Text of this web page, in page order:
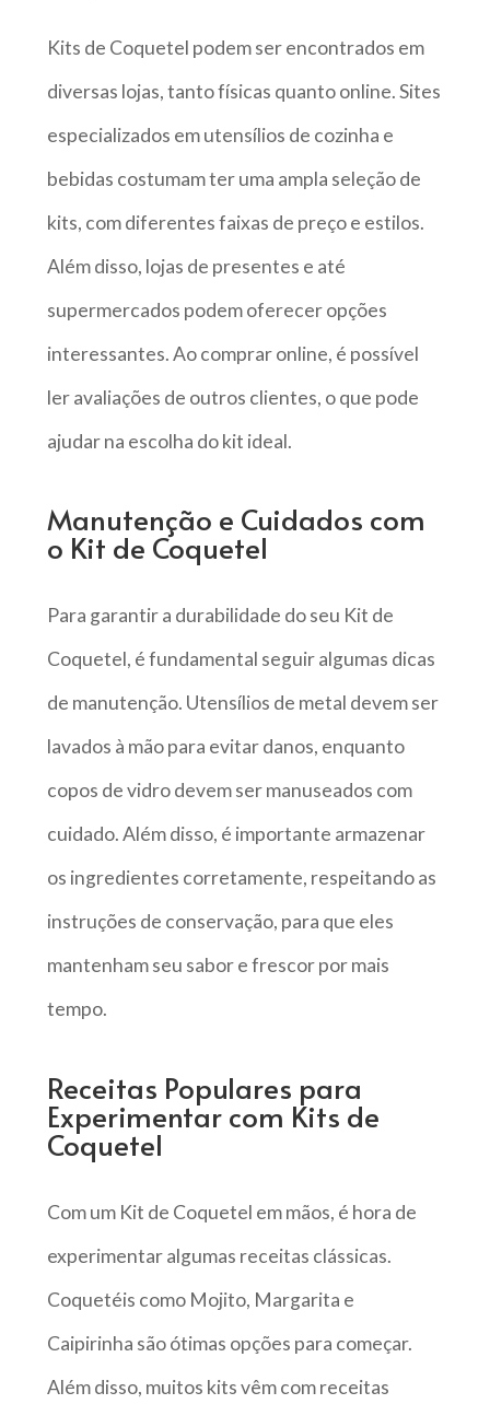
Kits de Coquetel podem ser encontrados em
diversas lojas, tanto físicas quanto online. Sites
especializados em utensílios de cozinha e
bebidas costumam ter uma ampla seleção de
kits, com diferentes faixas de preço e estilos.
Além disso, lojas de presentes e até
supermercados podem oferecer opções
interessantes. Ao comprar online, é possível
ler avaliações de outros clientes, o que pode
ajudar na escolha do kit ideal.
Manutenção e Cuidados com
o Kit de Coquetel
Para garantir a durabilidade do seu Kit de
Coquetel, é fundamental seguir algumas dicas
de manutenção. Utensílios de metal devem ser
lavados à mão para evitar danos, enquanto
copos de vidro devem ser manuseados com
cuidado. Além disso, é importante armazenar
os ingredientes corretamente, respeitando as
instruções de conservação, para que eles
mantenham seu sabor e frescor por mais
tempo.
Receitas Populares para
Experimentar com Kits de
Coquetel
Com um Kit de Coquetel em mãos, é hora de
experimentar algumas receitas clássicas.
Coquetéis como Mojito, Margarita e
Caipirinha são ótimas opções para começar.
Além disso, muitos kits vêm com receitas